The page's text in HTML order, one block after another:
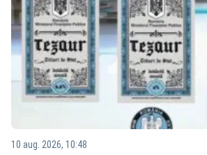
10 aug. 2026, 10:48